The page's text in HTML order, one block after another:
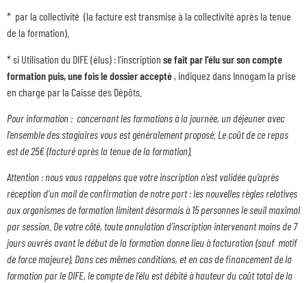
* par la collectivité (la facture est transmise à la collectivité après la tenue
de la formation).
* si Utilisation du DIFE (élus) : l’inscription se fait par l’élu sur son compte
formationpuis, une fois le dossier accepté , indiquez dans Innogam la prise
en charge par la Caisse des Dépôts.
Pour information : concernant les formations à la journée, un déjeuner avec
l’ensemble des stagiaires vous est généralement proposé. Le coût de ce repas
est de 25€ (facturé après la tenue de la formation).
Attention : nous vous rappelons que votre inscription n’est validée qu’après
réception d’un mail de confirmation de notre part : les nouvelles règles relatives
aux organismes de formation limitent désormais à 15 personnes le seuil maximal
par session. De votre côté, toute annulation d’inscription intervenant moins de 7
jours ouvrés avant le début de la formation donne lieu à facturation (sauf motif
de force majeure). Dans ces mêmes conditions, et en cas de financement de la
formation par le DIFE, le compte de l’élu est débité à hauteur du coût total de la